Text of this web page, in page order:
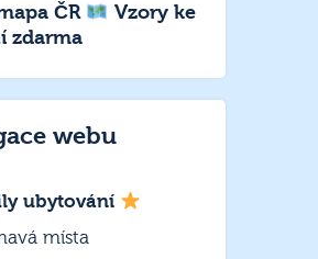
ČR
Vzory ke
zdarma
webu
ubytování
místa